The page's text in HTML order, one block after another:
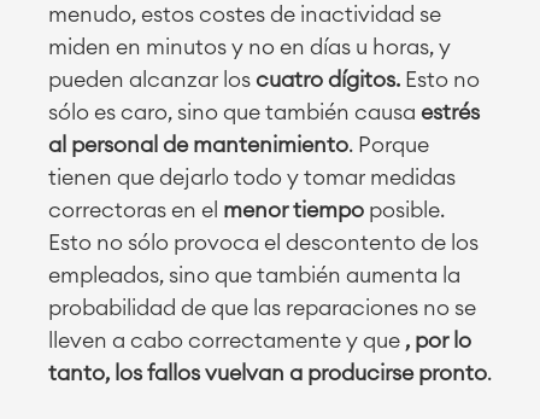
menudo, estos costes de inactividad se
miden en minutos y no en días u horas, y
pueden alcanzar los cuatro dígitos. Esto no
sólo es caro, sino que también causa estrés
al personal de mantenimiento. Porque
tienen que dejarlo todo y tomar medidas
correctoras en el menor tiempo posible.
Esto no sólo provoca el descontento de los
empleados, sino que también aumenta la
probabilidad de que las reparaciones no se
lleven a cabo correctamente y que , por lo
tanto, los fallos vuelvan a producirse pronto.